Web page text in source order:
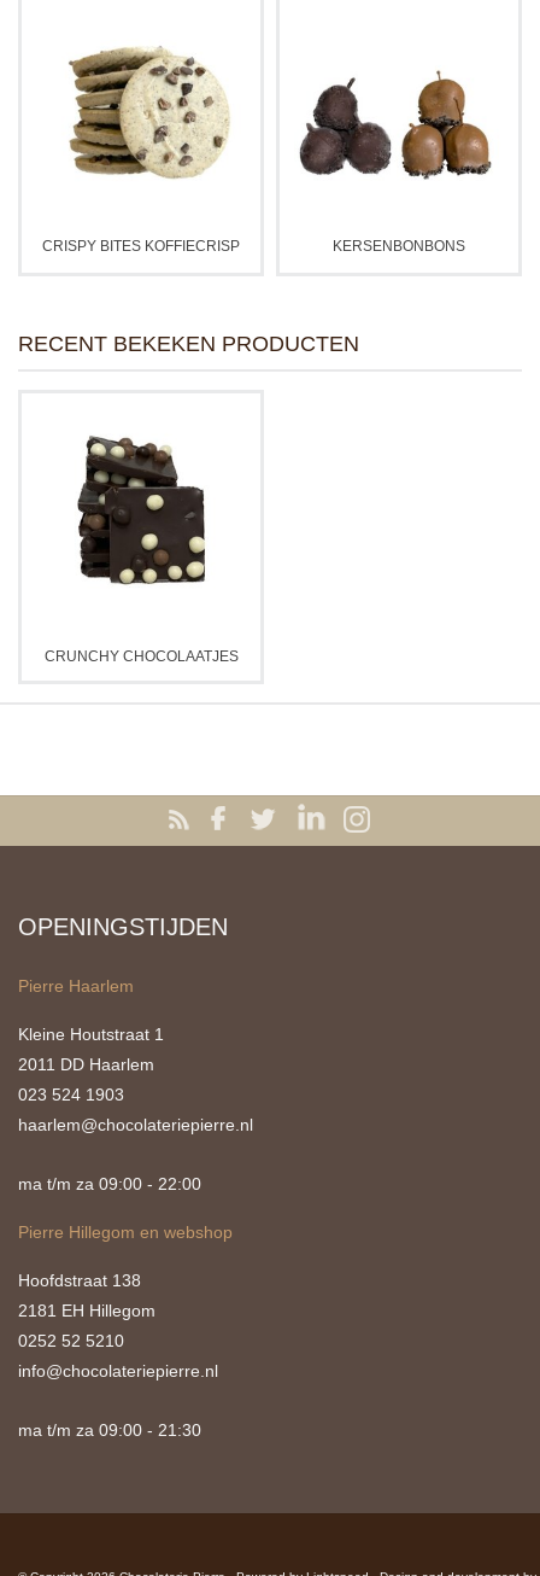
CRISPY BITES KOFFIECRISP KERSENBONBONS
RECENT BEKEKEN PRODUCTEN
CRUNCHY CHOCOLAATJES
OPENINGSTIJDEN
Pierre Haarlem
Kleine Houtstraat 1
2011 DD Haarlem
023 524 1903
haarlem@chocolateriepierre.nl
ma t/m za 09:00 - 22:00
Pierre Hillegom en webshop
Hoofdstraat 138
2181 EH Hillegom
0252 52 5210
info@chocolateriepierre.nl
ma t/m za 09:00 - 21:30